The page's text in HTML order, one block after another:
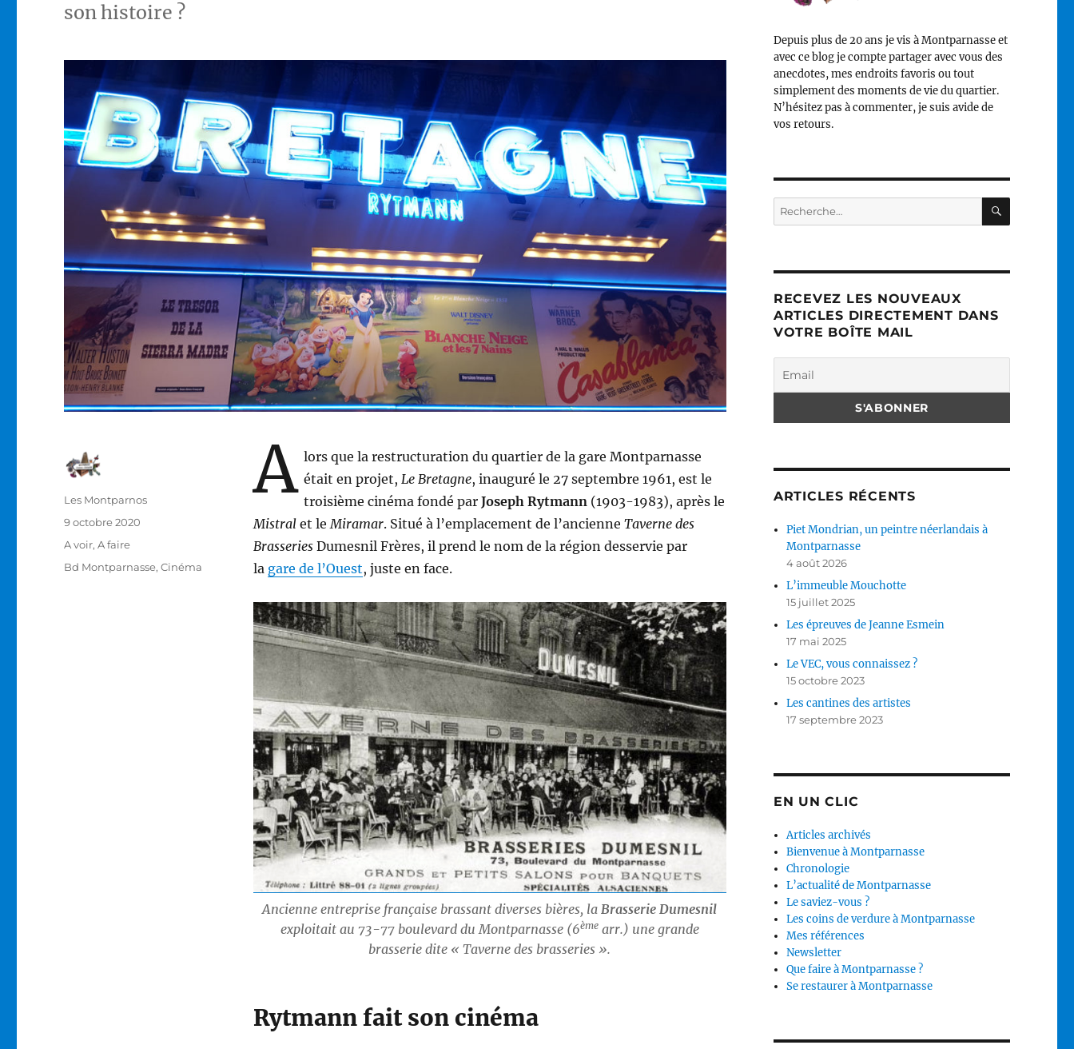
son histoire ?
A lors que la restructuration du quartier de la gare Montparnasse
était en projet, Le Bretagne, inauguré le 27 septembre 1961, est le
troisième cinéma fondé par Joseph Rytmann (1903-1983), après le
Mistral et le Miramar. Situé à l’emplacement de l’ancienne Taverne des
BrasseriesDumesnil Frères, il prend le nom de la région desservie par
la gare de l’Ouest, juste en face.
Ancienne entreprise française brassant diverses bières, la Brasserie Dumesnil
exploitait au 73-77 boulevard du Montparnasse (6èmearr.) une grande
brasserie dite « Taverne des brasseries ».
Rytmann fait son cinéma
Auteur
Les Montparnos
Publié
9 octobre 2020
Catégories
A voir, A faire
Étiquettes
Bd Montparnasse,Cinéma
Depuis plus de 20 ans je vis à Montparnasse et
avec ce blog je compte partager avec vous des
anecdotes, mes endroits favoris ou tout
simplement des moments de vie du quartier.
N’hésitez pas à commenter, je suis avide de
vos retours.
Recherche
pour :
RECEVEZ LES NOUVEAUX
ARTICLES DIRECTEMENT DANS
VOTRE BOÎTE MAIL
ARTICLES RÉCENTS
Piet Mondrian, un peintre néerlandais à
Montparnasse
4 août 2026
L’immeuble Mouchotte
15 juillet 2025
Les épreuves de Jeanne Esmein
17 mai 2025
Le VEC, vous connaissez ?
15 octobre 2023
Les cantines des artistes
17 septembre 2023
EN UN CLIC
Articles archivés
Bienvenue à Montparnasse
Chronologie
L’actualité de Montparnasse
Le saviez-vous ?
Les coins de verdure à Montparnasse
Mes références
Newsletter
Que faire à Montparnasse ?
Se restaurer à Montparnasse